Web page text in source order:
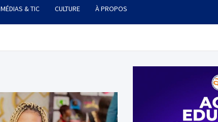
MÉDIAS & TIC CULTURE À PROPOS